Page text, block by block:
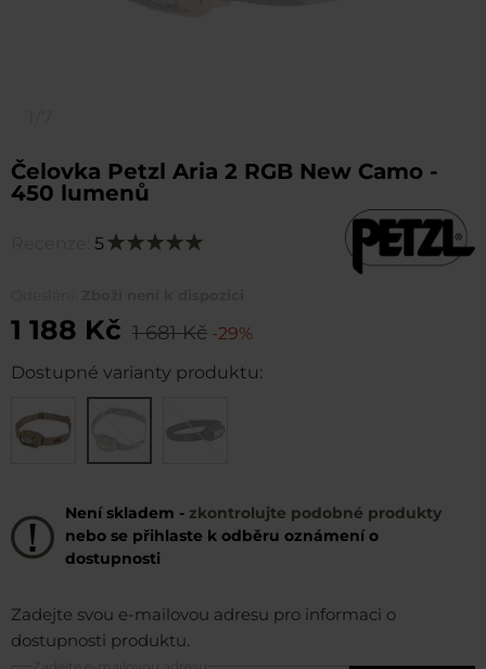
Čelovka Petzl Aria 2 RGB New Camo -
450 lumenů
5Hodnocení:
1 188 Kč 1 681 Kč -29%
Dostupné varianty produktu:
Není skladem - zkontrolujte podobné produkty
nebo se přihlaste k odběru oznámení o
dostupnosti
Zadejte svou e-mailovou adresu pro informaci o
dostupnosti produktu.